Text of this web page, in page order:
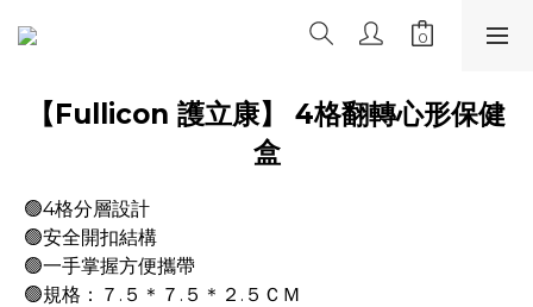
【Fullicon 護立康】 4格翻轉心形保健
盒
🟢4格分層設計
🟢安全開扣結構
🟢一手掌握方便攜帶
🟢規格：７.５＊７.５＊２.５ＣＭ